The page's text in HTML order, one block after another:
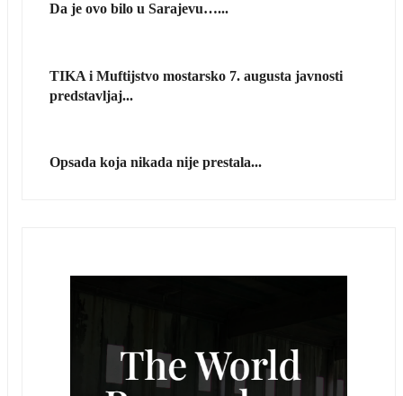
Da je ovo bilo u Sarajevu…...
TIKA i Muftijstvo mostarsko 7. augusta javnosti
predstavljaj...
Opsada koja nikada nije prestala...